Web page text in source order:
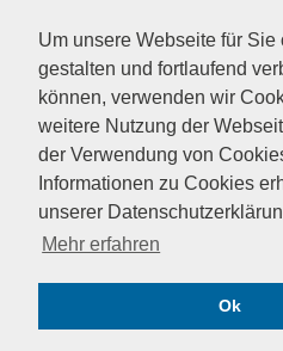
Um unsere Webseite für Sie
gestalten und fortlaufend
können, verwenden wir
weitere Nutzung der
der Verwendung von
Informationen zu Cookies
unserer
Mehr erfahren
Ok
Enterprise Europe Network - EU
LinkedInTwitterYoutube
© EEN Austria 2026